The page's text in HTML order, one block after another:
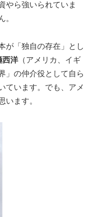
やら強いられていま
。
が「独自の存在」とし
西洋（アメリカ、イギ
」の仲介役として自ら
ています。でも、アメ
います。